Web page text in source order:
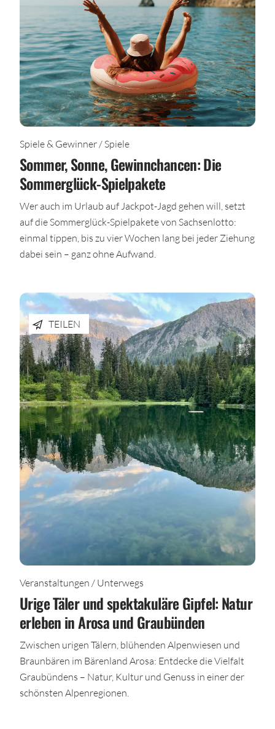
Spiele & Gewinner / Spiele
Sommer, Sonne, Gewinnchancen: Die
Sommerglück-Spielpakete
Wer auch im Urlaub auf Jackpot-Jagd gehen will, setzt
auf die Sommerglück-Spielpakete von Sachsenlotto:
einmal tippen, bis zu vier Wochen lang bei jeder Ziehung
dabei sein – ganz ohne Aufwand.
TEILEN
Veranstaltungen / Unterwegs
Urige Täler und spektakuläre Gipfel: Natur
erleben in Arosa und Graubünden
Zwischen urigen Tälern, blühenden Alpenwiesen und
Braunbären im Bärenland Arosa: Entdecke die Vielfalt
Graubündens – Natur, Kultur und Genuss in einer der
schönsten Alpenregionen.